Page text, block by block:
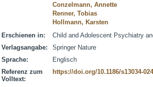
Conzelmann, Annette
Renner, Tobias
Hollmann, Karsten
Erschienen in:
Child and Adolescent Psychiatry
Verlagsangabe:
Springer Nature
Sprache:
Englisch
Referenz zum
Volltext:
https://doi.org/10.1186/s13034-